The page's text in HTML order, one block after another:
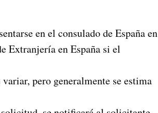
en el consulado de España en
Extranjería en España si el
pero generalmente se estima